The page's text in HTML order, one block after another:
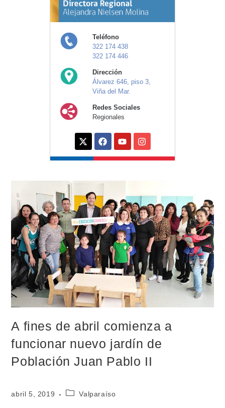
Teléfono
322 174 438
322 174 446
Dirección
Álvarez 646, piso 3,
Viña del Mar.
Redes Sociales
Regionales
A fines de abril comienza a
funcionar nuevo jardín de
Población Juan Pablo II
abril 5, 2019 Valparaíso